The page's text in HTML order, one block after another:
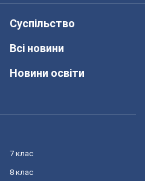
Суспільство
Всі новини
Новини освіти
7 клас
8 клас